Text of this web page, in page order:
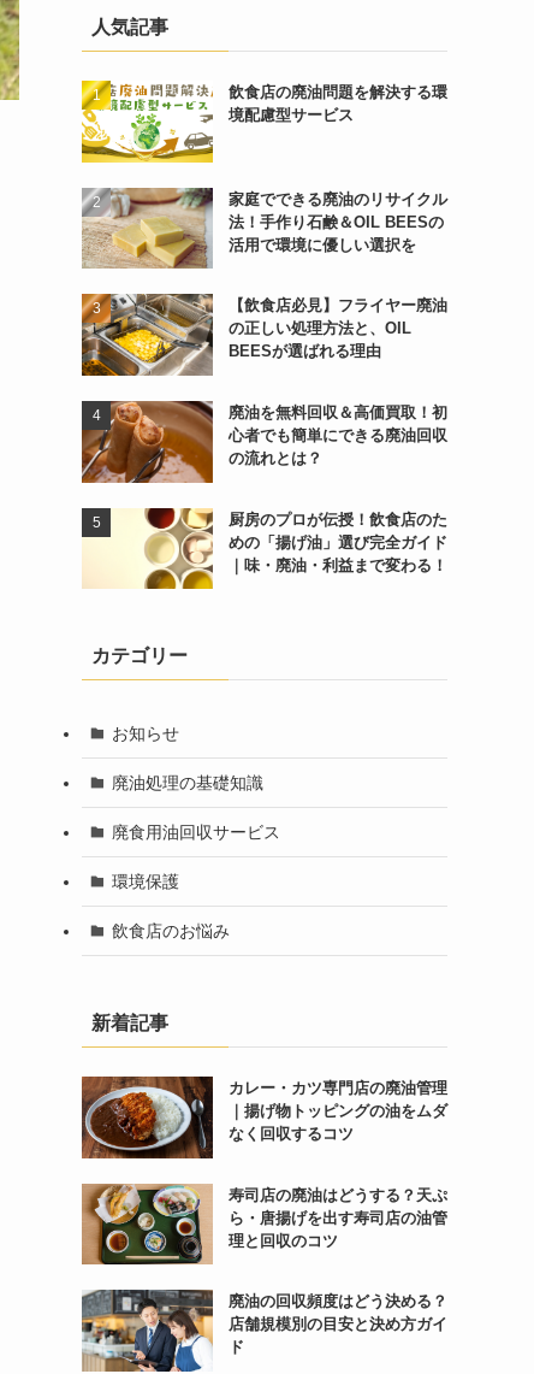
人気記事
飲食店の廃油問題を解決する環
境配慮型サービス
家庭でできる廃油のリサイクル
法！手作り石鹸＆OIL BEESの
活用で環境に優しい選択を
【飲食店必見】フライヤー廃油
の正しい処理方法と、OIL
BEESが選ばれる理由
廃油を無料回収＆高価買取！初
心者でも簡単にできる廃油回収
の流れとは？
厨房のプロが伝授！飲食店のた
めの「揚げ油」選び完全ガイド
｜味・廃油・利益まで変わる！
カテゴリー
お知らせ
廃油処理の基礎知識
廃食用油回収サービス
環境保護
飲食店のお悩み
新着記事
カレー・カツ専門店の廃油管理
｜揚げ物トッピングの油をムダ
なく回収するコツ
寿司店の廃油はどうする？天ぷ
ら・唐揚げを出す寿司店の油管
理と回収のコツ
廃油の回収頻度はどう決める？
店舗規模別の目安と決め方ガイ
ド